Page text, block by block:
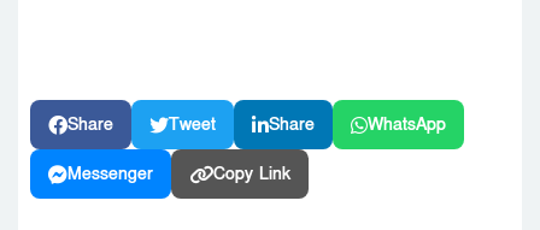
Share Tweet Share WhatsApp
Messenger Copy Link